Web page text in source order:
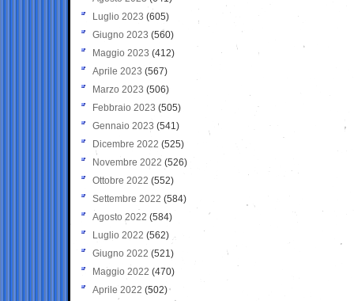
Luglio 2023 (605)
Giugno 2023 (560)
Maggio 2023 (412)
Aprile 2023 (567)
Marzo 2023 (506)
Febbraio 2023 (505)
Gennaio 2023 (541)
Dicembre 2022 (525)
Novembre 2022 (526)
Ottobre 2022 (552)
Settembre 2022 (584)
Agosto 2022 (584)
Luglio 2022 (562)
Giugno 2022 (521)
Maggio 2022 (470)
Aprile 2022 (502)